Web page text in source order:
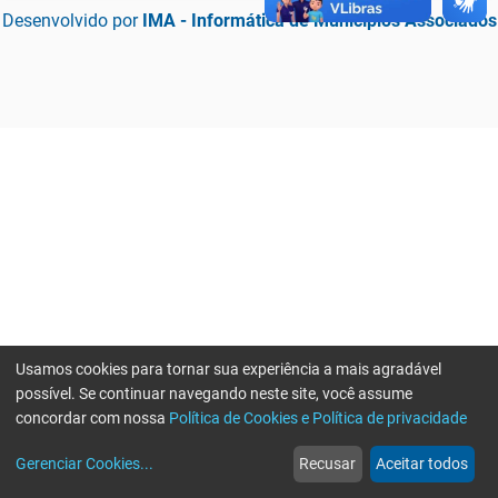
Desenvolvido por IMA - Informática de Municípios Associados
web
Notícias
more_horiz
Mais
Usamos cookies para tornar sua experiência a mais agradável
possível. Se continuar navegando neste site, você assume
concordar com nossa Política de Cookies e Política de privacidade
Gerenciar Cookies... Recusar Aceitar todos
Erro ao enviar informações, por favor tente novamente